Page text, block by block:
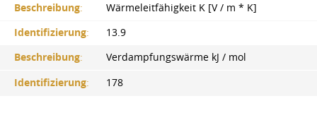
Beschreibung:
Wärmeleitfähigkeit K [V / m * K]
Identifizierung:
13.9
Beschreibung:
Verdampfungswärme kJ / mol
Identifizierung: 178